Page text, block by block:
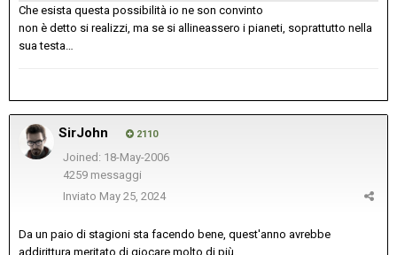
Che esista questa possibilità io ne son convinto
non è detto si realizzi, ma se si allineassero i pianeti, soprattutto nella
sua testa…
SirJohn 2110
Joined: 18-May-2006
4259 messaggi
Inviato May 25, 2024
Da un paio di stagioni sta facendo bene, quest'anno avrebbe
addirittura meritato di giocare molto di più.